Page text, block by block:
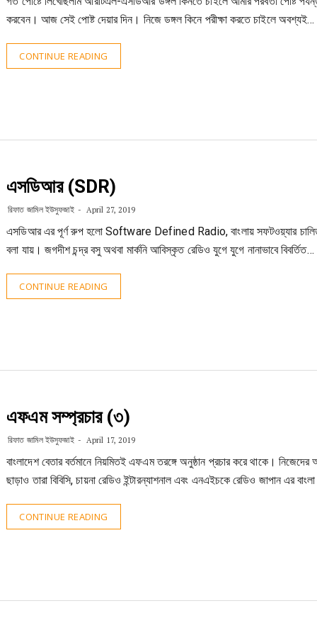
করবেন। আজ সেই পোষ্ট দেয়ার দিন। নিজে ডঙ্গল কিনে পরীক্ষা করতে চাইলে অবশ্যই…
CONTINUE READING
এসডিআর (SDR)
রিফাত জামিল ইউসুফজাই April 27, 2019
এসডিআর এর পূর্ণ রুপ হলো Software Defined Radio, বাংলায় সফটওয়্যার
বলা যায়। জগদীশ চন্দ্র বসু অথবা মার্কনি আবিস্কৃত রেডিও যুগে যুগে নানাভাবে বিবর্তিত…
CONTINUE READING
এফএম সম্প্রচার (৩)
রিফাত জামিল ইউসুফজাই April 17, 2019
বাংলাদেশ বেতার বর্তমানে নিয়মিতই এফএম তরঙ্গে অনুষ্ঠান প্রচার করে থাকে। নিজেদের
ছাড়াও তারা বিবিসি, চায়না রেডিও ইন্টারন্যাশনাল এবং এনএইচকে রেডিও জাপান এর
CONTINUE READING